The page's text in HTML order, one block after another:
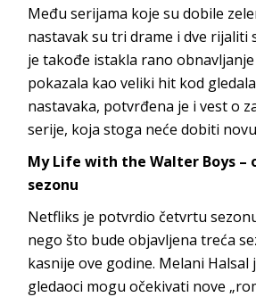
Među serijama koje su dobile
nastavak su tri drame i dve rijaliti
je takođe istakla rano
pokazala kao veliki hit kod
nastavaka, potvrđena je i vest o
serije, koja stoga neće dobiti
My Life with the Walter Boys –
sezonu
Netfliks je potvrdio četvrtu
nego što bude objavljena treća
kasnije ove godine. Melani Halsal
gledaoci mogu očekivati nove